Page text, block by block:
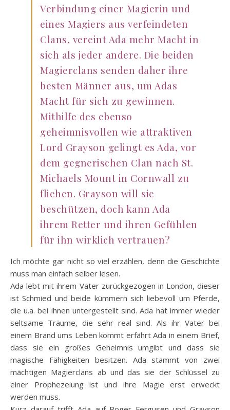
Verbindung einer Magierin und
eines Magiers aus verfeindeten
Clans, vereint Ada mehr Macht in
sich als jeder andere. Die beiden
Magierclans senden daher ihre
besten Männer aus, um Adas
Macht für sich zu gewinnen.
Mithilfe des ebenso
geheimnisvollen wie attraktiven
Lord Grayson gelingt es Ada, vor
dem gegnerischen Clan nach St.
Michaels Mount in Cornwall zu
fliehen. Grayson will sie
beschützen, doch kann Ada
ihrem Retter und ihren Gefühlen
für ihn wirklich vertrauen?
Ich möchte gar nicht so viel erzählen, denn die Geschichte
muss man einfach selber lesen.
Ada lebt mit ihrem Vater zurückgezogen in London, dieser
ist Schmied und beide kümmern sich liebevoll um Pferde,
die u.a. bei ihnen untergestellt sind. Ada hat immer wieder
seltsame Träume, die sehr real sind. Als ihr Vater bei
einem Brand ums Leben kommt erfährt Ada in einem Brief,
dass sie ein großes Geheimnis umgibt und dass sie
magische Fähigkeiten besitzen. Ada stammt von zwei
mächtigen Magierclans ab und das sie der Schlüssel zu
einer Prophezeiung ist und ihre Magie erst erweckt
werden muss.